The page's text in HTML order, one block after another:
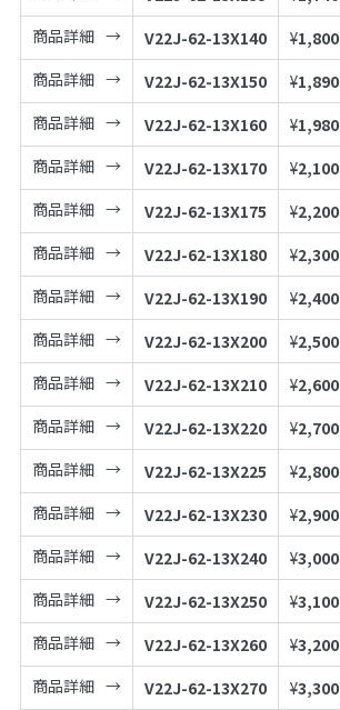
商品詳細
V22J-62-13X140 ¥1,800
商品詳細
V22J-62-13X150 ¥1,890
商品詳細
V22J-62-13X160 ¥1,980
商品詳細
V22J-62-13X170 ¥2,100
商品詳細
V22J-62-13X175 ¥2,200
商品詳細
V22J-62-13X180 ¥2,300
商品詳細
V22J-62-13X190 ¥2,400
商品詳細
V22J-62-13X200 ¥2,500
商品詳細
V22J-62-13X210 ¥2,600
商品詳細
V22J-62-13X220 ¥2,700
商品詳細
V22J-62-13X225 ¥2,800
商品詳細
V22J-62-13X230 ¥2,900
商品詳細
V22J-62-13X240 ¥3,000
商品詳細
V22J-62-13X250 ¥3,100
商品詳細
V22J-62-13X260 ¥3,200
商品詳細
V22J-62-13X270 ¥3,300